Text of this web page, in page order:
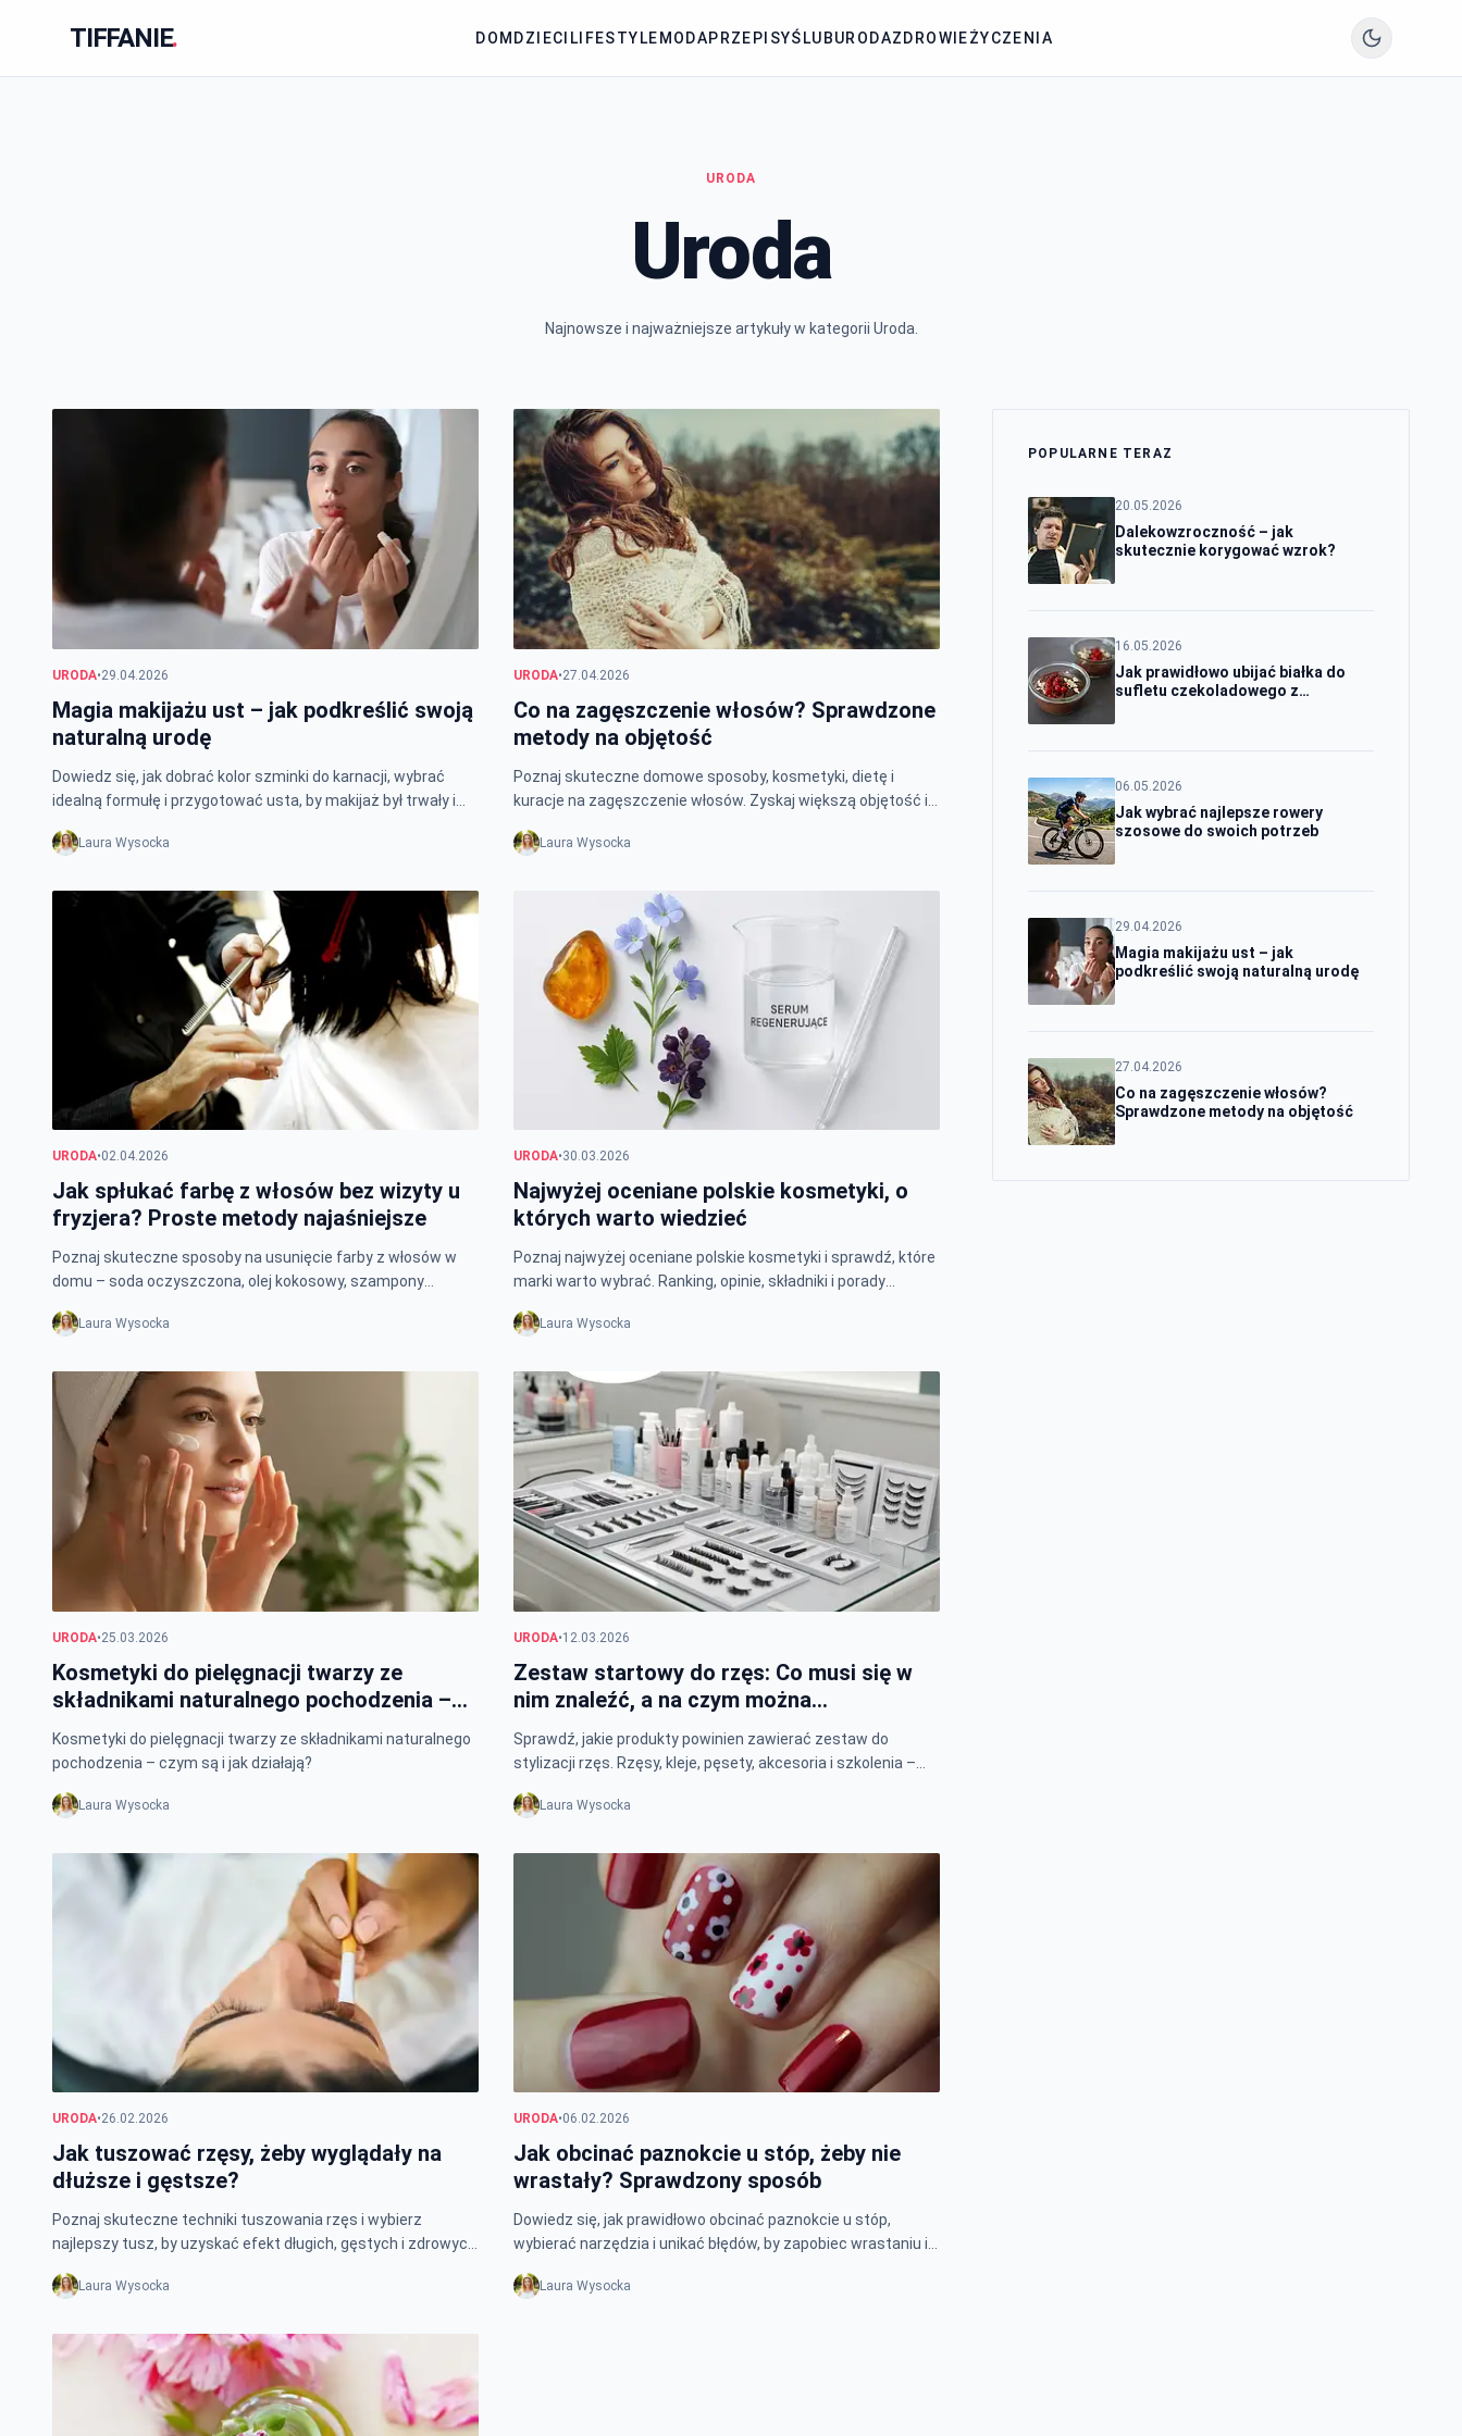
TIFFANIE. DOM DZIECI LIFESTYLE MODAPRZEPISYŚLUBURODAZDROWIEŻYCZENIA
URODA
Uroda
Najnowsze i najważniejsze artykuły w kategorii Uroda.
URODA•29.04.2026
Magia makijażu ust – jak podkreślić swoją
naturalną urodę
Dowiedz się, jak dobrać kolor szminki do karnacji, wybrać
idealną formułę i przygotować usta, by makijaż był trwały i
Laura Wysocka
URODA•27.04.2026
Co na zagęszczenie włosów? Sprawdzone
metody na objętość
Poznaj skuteczne domowe sposoby, kosmetyki, dietę i
kuracje na zagęszczenie włosów. Zyskaj większą objętość i
Laura Wysocka
URODA•02.04.2026
Jak spłukać farbę z włosów bez wizyty u
fryzjera? Proste metody najaśniejsze
Poznaj skuteczne sposoby na usunięcie farby z włosów w
domu – soda oczyszczona, olej kokosowy, szampony
Laura Wysocka
URODA•30.03.2026
Najwyżej oceniane polskie kosmetyki, o
których warto wiedzieć
Poznaj najwyżej oceniane polskie kosmetyki i sprawdź, które
marki warto wybrać. Ranking, opinie, składniki i porady
Laura Wysocka
URODA•25.03.2026
Kosmetyki do pielęgnacji twarzy ze
składnikami naturalnego pochodzenia –
czym są i jak działają?
Kosmetyki do pielęgnacji twarzy ze składnikami naturalnego
pochodzenia – czym są i jak działają?
Laura Wysocka
URODA•12.03.2026
Zestaw startowy do rzęs: Co musi się w
nim znaleźć, a na czym można
zaoszczędzić?
Sprawdź, jakie produkty powinien zawierać zestaw do
stylizacji rzęs. Rzęsy, kleje, pęsety, akcesoria i szkolenia –
Laura Wysocka
URODA•26.02.2026
Jak tuszować rzęsy, żeby wyglądały na
dłuższe i gęstsze?
Poznaj skuteczne techniki tuszowania rzęs i wybierz
najlepszy tusz, by uzyskać efekt długich, gęstych i zdrowych
Laura Wysocka
URODA•06.02.2026
Jak obcinać paznokcie u stóp, żeby nie
wrastały? Sprawdzony sposób
Dowiedz się, jak prawidłowo obcinać paznokcie u stóp,
wybierać narzędzia i unikać błędów, by zapobiec wrastaniu i
Laura Wysocka
POPULARNE TERAZ
20.05.2026
Dalekowzroczność – jak
skutecznie korygować wzrok?
16.05.2026
Jak prawidłowo ubijać białka do
sufletu czekoladowego z
06.05.2026
Jak wybrać najlepsze rowery
szosowe do swoich potrzeb
29.04.2026
Magia makijażu ust – jak
podkreślić swoją naturalną urodę
27.04.2026
Co na zagęszczenie włosów?
Sprawdzone metody na objętość